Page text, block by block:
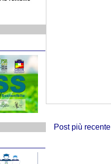
Post più recente